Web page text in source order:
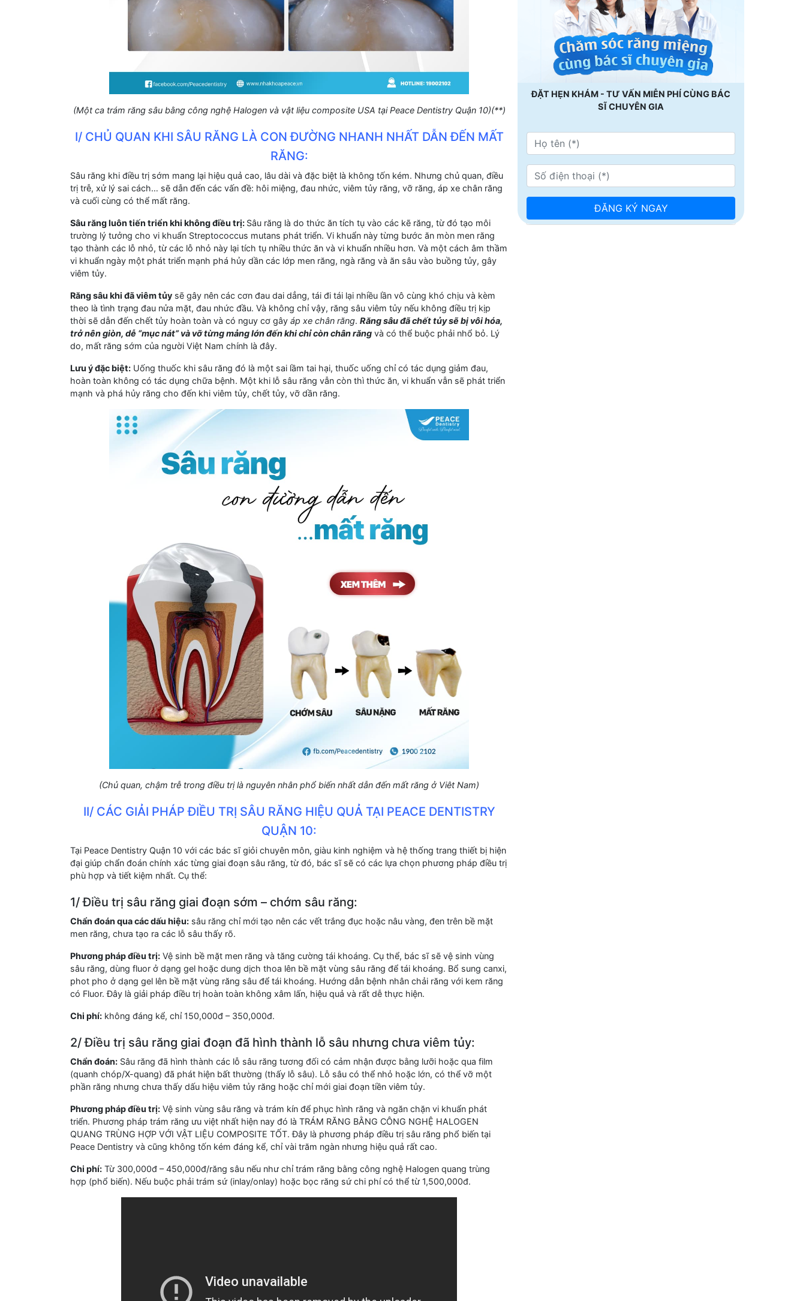
(Một ca trám răng sâu bằng công nghệ Halogen và vật liệu composite USA tại Peace Dentistry Quận 10)(**)
I/ CHỦ QUAN KHI SÂU RĂNG LÀ CON ĐƯỜNG NHANH NHẤT DẪN ĐẾN MẤT
RĂNG:
Sâu răng khi điều trị sớm mang lại hiệu quả cao, lâu dài và đặc biệt là không tốn kém. Nhưng chủ quan, điều
trị trễ, xử lý sai cách… sẽ dẫn đến các vấn đề: hôi miệng, đau nhức, viêm tủy răng, vỡ răng, áp xe chân răng
và cuối cùng có thể mất răng.
Sâu răng luôn tiến triển khi không điều trị: Sâu răng là do thức ăn tích tụ vào các kẽ răng, từ đó tạo môi
trường lý tưởng cho vi khuẩn Streptococcus mutans phát triển. Vi khuẩn này từng bước ăn mòn men răng
tạo thành các lỗ nhỏ, từ các lỗ nhỏ này lại tích tụ nhiều thức ăn và vi khuẩn nhiều hơn. Và một cách âm thầm
vi khuẩn ngày một phát triển mạnh phá hủy dần các lớp men răng, ngà răng và ăn sâu vào buồng tủy, gây
viêm tủy.
Răng sâu khi đã viêm tủy sẽ gây nên các cơn đau dai dẳng, tái đi tái lại nhiều lần vô cùng khó chịu và kèm
theo là tình trạng đau nửa mặt, đau nhức đầu. Và không chỉ vậy, răng sâu viêm tủy nếu không điều trị kịp
thời sẽ dẫn đến chết tủy hoàn toàn và có nguy cơ gây áp xe chân răng. Răng sâu đã chết tủy sẽ bị vôi hóa,
trở nên giòn, dễ “mục nát” và vỡ từng mảng lớn đến khi chỉ còn chân răng và có thể buộc phải nhổ bỏ. Lý
do, mất răng sớm của người Việt Nam chính là đây.
Lưu ý đặc biệt: Uống thuốc khi sâu răng đó là một sai lầm tai hại, thuốc uống chỉ có tác dụng giảm đau,
hoàn toàn không có tác dụng chữa bệnh. Một khi lỗ sâu răng vẫn còn thì thức ăn, vi khuẩn vẫn sẽ phát triển
mạnh và phá hủy răng cho đến khi viêm tủy, chết tủy, vỡ dần răng.
(Chủ quan, chậm trễ trong điều trị là nguyên nhân phổ biến nhất dẫn đến mất răng ở Viêt Nam)
II/ CÁC GIẢI PHÁP ĐIỀU TRỊ SÂU RĂNG HIỆU QUẢ TẠI PEACE DENTISTRY
QUẬN 10:
Tại Peace Dentistry Quận 10 với các bác sĩ giỏi chuyên môn, giàu kinh nghiệm và hệ thống trang thiết bị hiện
đại giúp chẩn đoán chính xác từng giai đoạn sâu răng, từ đó, bác sĩ sẽ có các lựa chọn phương pháp điều trị
phù hợp và tiết kiệm nhất. Cụ thể:
1/ Điều trị sâu răng giai đoạn sớm – chớm sâu răng:
Chẩn đoán qua các dấu hiệu: sâu răng chỉ mới tạo nên các vết trắng đục hoặc nâu vàng, đen trên bề mặt
men răng, chưa tạo ra các lỗ sâu thấy rõ.
Phương pháp điều trị: Vệ sinh bề mặt men răng và tăng cường tái khoáng. Cụ thể, bác sĩ sẽ vệ sinh vùng
sâu răng, dùng fluor ở dạng gel hoặc dung dịch thoa lên bề mặt vùng sâu răng để tái khoáng. Bổ sung canxi,
phot pho ở dạng gel lên bề mặt vùng răng sâu để tái khoáng. Hướng dẫn bệnh nhân chải răng với kem răng
có Fluor. Đây là giải pháp điều trị hoàn toàn không xâm lấn, hiệu quả và rất dễ thực hiện.
Chi phí: không đáng kể, chỉ 150,000đ – 350,000đ.
2/ Điều trị sâu răng giai đoạn đã hình thành lỗ sâu nhưng chưa viêm tủy:
Chẩn đoán: Sâu răng đã hình thành các lỗ sâu răng tương đối có cảm nhận được bằng lưỡi hoặc qua film
(quanh chóp/X-quang) đã phát hiện bất thường (thấy lỗ sâu). Lỗ sâu có thể nhỏ hoặc lớn, có thể vỡ một
phần răng nhưng chưa thấy dấu hiệu viêm tủy răng hoặc chỉ mới giai đoạn tiền viêm tủy.
Phương pháp điều trị: Vệ sinh vùng sâu răng và trám kín để phục hình răng và ngăn chặn vi khuẩn phát
triển. Phương pháp trám răng ưu việt nhất hiện nay đó là TRÁM RĂNG BẰNG CÔNG NGHỆ HALOGEN
QUANG TRÙNG HỢP VỚI VẬT LIỆU COMPOSITE TỐT. Đây là phương pháp điều trị sâu răng phổ biến tại
Peace Dentistry và cũng không tốn kém đáng kể, chỉ vài trăm ngàn nhưng hiệu quả rất cao.
Chi phí: Từ 300,000đ – 450,000đ/răng sâu nếu như chỉ trám răng bằng công nghệ Halogen quang trùng
hợp (phổ biến). Nếu buộc phải trám sứ (inlay/onlay) hoặc bọc răng sứ chi phí có thể từ 1,500,000đ.
ĐẶT HẸN KHÁM - TƯ VẤN MIỄN PHÍ CÙNG BÁC
SĨ CHUYÊN GIA